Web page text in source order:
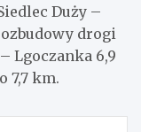
Duży –
drogi
Lgoczanka 6,9
7,7 km.